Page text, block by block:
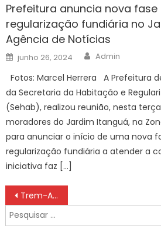
Prefeitura anuncia nova
regularização fundiária no
Agência de Notícias
Posted
on
junho 26, 2024 Author
Admin
Fotos: Marcel Herrera A Prefeitura
da Secretaria da Habitação e
(Sehab), realizou reunião, nesta
moradores do Jardim Itanguá, na
para anunciar o início de uma nova
regularização fundiária a atender a
iniciativa faz […]
Navegação
de
Post
Trem-AP 2 x 1 Humaitá-AC – Locomotiva vence a primeira na Série D
Pesquisar
por: